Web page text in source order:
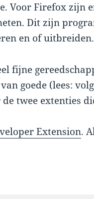
Voor Firefox zijn
Dit zijn
en of uitbreiden.
fijne
goede (lees:
twee extenties
Extension.